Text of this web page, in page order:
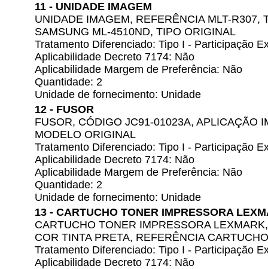
11 - UNIDADE IMAGEM
UNIDADE IMAGEM, REFERÊNCIA MLT-R307,
SAMSUNG ML-4510ND, TIPO ORIGINAL
Tratamento Diferenciado: Tipo I - Participação
Aplicabilidade Decreto 7174: Não
Aplicabilidade Margem de Preferência: Não
Quantidade: 2
Unidade de fornecimento: Unidade
12 - FUSOR
FUSOR, CÓDIGO JC91-01023A, APLICAÇÃO
MODELO ORIGINAL
Tratamento Diferenciado: Tipo I - Participação
Aplicabilidade Decreto 7174: Não
Aplicabilidade Margem de Preferência: Não
Quantidade: 2
Unidade de fornecimento: Unidade
13 - CARTUCHO TONER IMPRESSORA
CARTUCHO TONER IMPRESSORA
COR TINTA PRETA, REFERÊNCIA
Tratamento Diferenciado: Tipo I - Participação
Aplicabilidade Decreto 7174: Não